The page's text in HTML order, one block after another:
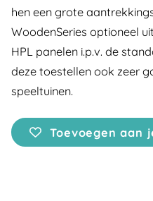
hen een grote
WoodenSeries optioneel
HPL panelen i.p.v. de
deze toestellen ook zeer
speeltuinen.
Toevoegen aan